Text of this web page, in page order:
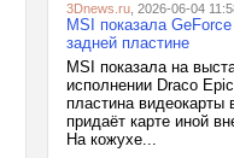
3Dnews.ru , 2026-06-04
MSI показала
задней пластине
MSI показала на
исполнении Draco
пластина видеокарты
придаёт карте иной
На кожухе...